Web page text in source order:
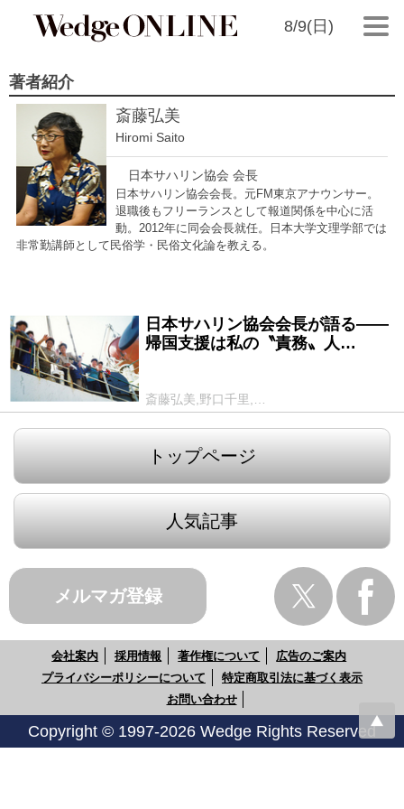
8/9(日)
著者紹介
斎藤弘美
Hiromi Saito
日本サハリン協会 会長
日本サハリン協会会長。元FM東京アナウンサー。
退職後もフリーランスとして報道関係を中心に活
動。2012年に同会会長就任。日本大学文理学部では
非常勤講師として民俗学・民俗文化論を教える。
2025/08/12
日本サハリン協会会長が語る――
帰国支援は私の〝責務〟人…
斎藤弘美,野口千里,…
トップページ
人気記事
メルマガ登録
会社案内 採用情報 著作権について
広告のご案内
プライバシーポリシーについて
特定商取引法に基づく表示
お問い合わせ
Copyright © 1997-2026 Wedge Rights Reserved